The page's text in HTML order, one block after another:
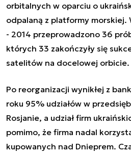
orbitalnych w oparciu o
odpalaną z platformy morskiej.
- 2014 przeprowadzono 36
których 33 zakończyły się
satelitów na docelowej orbicie.
Po reorganizacji wynikłej z
roku 95% udziałów w
Rosjanie, a udział firm
pomimo, że firma nadal
kupowanych nad Dnieprem.